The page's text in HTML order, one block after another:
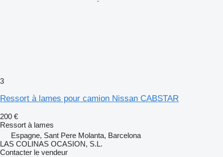
3
Ressort à lames pour camion Nissan CABSTAR
200 €
Ressort à lames
Espagne, Sant Pere Molanta, Barcelona
LAS COLINAS OCASION, S.L.
Contacter le vendeur